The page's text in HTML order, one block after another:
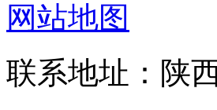
网站地图
联系地址：陕